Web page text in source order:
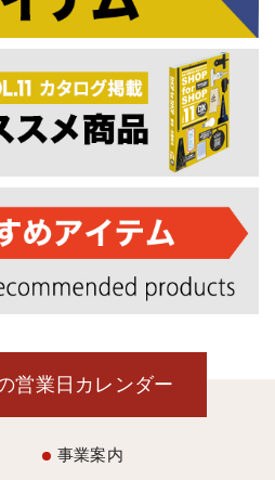
営業日カレンダー
事業案内